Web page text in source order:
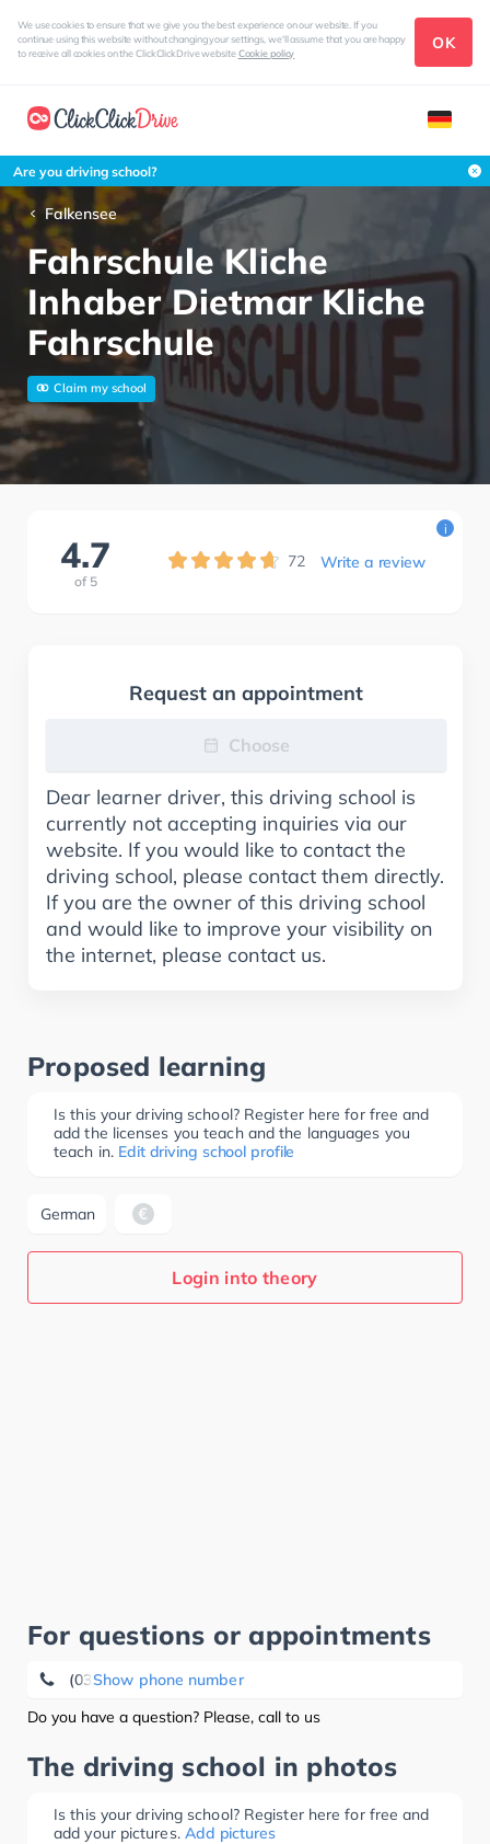
We use cookies to ensure that we give you the best experience on our website. If you
continue using this website without changing your settings, we'll assume that you are happy
to receive all cookies on the ClickClickDrive websiteCookie policy
OK
Are you driving school?
Falkensee
Fahrschule Kliche
Inhaber Dietmar Kliche
Fahrschule
Claim my school
4.7
of 5
72 Write a review
i
Request an appointment
Choose
Dear learner driver, this driving school is
currently not accepting inquiries via our
website. If you would like to contact the
driving school, please contact them directly.
If you are the owner of this driving school
and would like to improve your visibility on
the internet, please contact us.
Proposed learning
Is this your driving school? Register here for free and
add the licenses you teach and the languages you
teach in. Edit driving school profile
German
Login into theory
For questions or appointments
Show phone number
(03322) 32 78
Do you have a question? Please, call to us
The driving school in photos
Is this your driving school? Register here for free and
add your pictures. Add pictures